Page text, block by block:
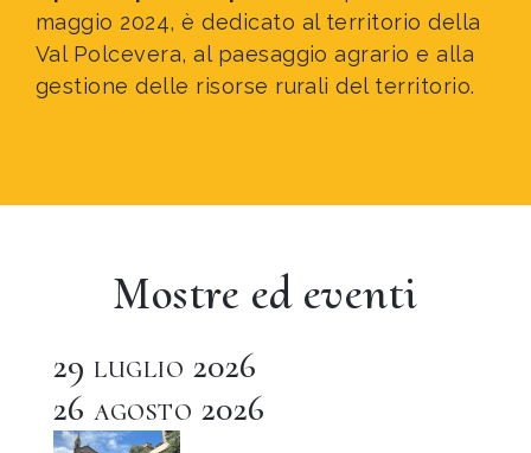
maggio 2024, è dedicato al territorio della
Val Polcevera, al paesaggio agrario e alla
gestione delle risorse rurali del territorio.
Mostre ed eventi
29LUGLIO 2026
26AGOSTO 2026